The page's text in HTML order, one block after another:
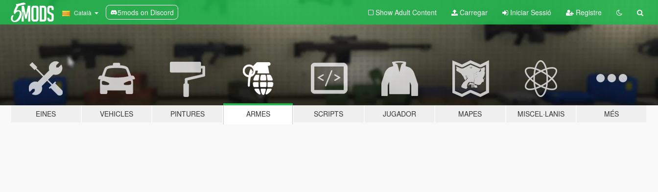
Català 5mods on Discord Show Adult Content Carregar Iniciar Sessió Registre
EINES VEHICLES PINTURES ARMES SCRIPTS JUGADOR MAPES MISCEL·LANIS MÉS